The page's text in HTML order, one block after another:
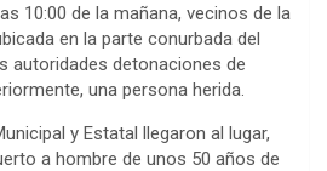
10:00 de la mañana, vecinos de la
en la parte conurbada del
autoridades detonaciones de
una persona herida.
y Estatal llegaron al lugar,
a hombre de unos 50 años de